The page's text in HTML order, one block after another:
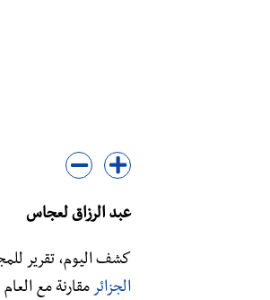
عبد الرزاق لعجاس
كشف اليوم، تقرير للمجلس
الجزائرمقارنة مع